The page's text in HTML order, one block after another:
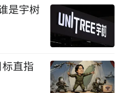
是宇树
标直指